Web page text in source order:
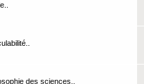
des sciences..